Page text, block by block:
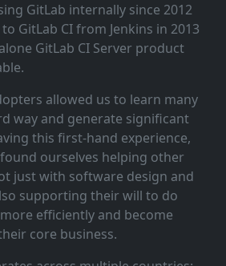
GitLab internally since 2012
GitLab CI from Jenkins in 2013
GitLab CI Server product
allowed us to learn many
way and generate significant
this first‑hand experience,
ourselves helping other
just with software design and
supporting their will to do
efficiently and become
core business.